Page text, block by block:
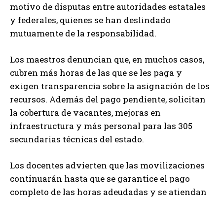
motivo de disputas entre autoridades estatales
y federales, quienes se han deslindado
mutuamente de la responsabilidad.
Los maestros denuncian que, en muchos casos,
cubren más horas de las que se les paga y
exigen transparencia sobre la asignación de los
recursos. Además del pago pendiente, solicitan
la cobertura de vacantes, mejoras en
infraestructura y más personal para las 305
secundarias técnicas del estado.
Los docentes advierten que las movilizaciones
continuarán hasta que se garantice el pago
completo de las horas adeudadas y se atiendan